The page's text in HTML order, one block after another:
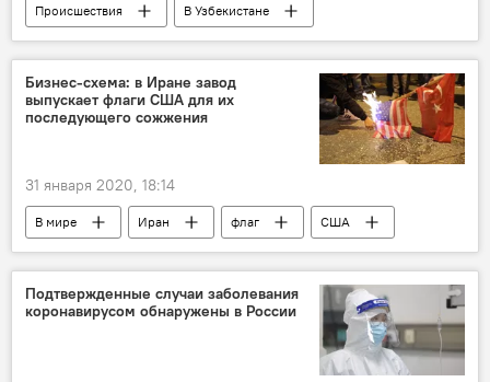
Происшествия
В Узбекистане
Бухарская область
уголовное дело
ДПС
Бизнес-схема: в Иране завод
выпускает флаги США для их
последующего сожжения
31 января 2020, 18:14
В мире Иран флаг США
Подтвержденные случаи заболевания
коронавирусом обнаружены в России